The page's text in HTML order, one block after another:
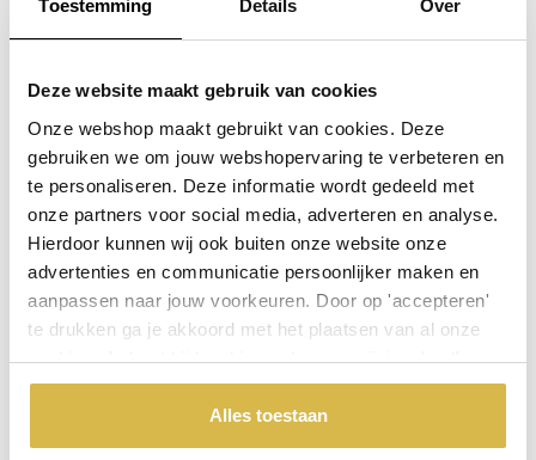
Toestemming Details Over
Deze website maakt gebruik van cookies
Onze webshop maakt gebruikt van cookies. Deze
gebruiken we om jouw webshopervaring te verbeteren en
te personaliseren. Deze informatie wordt gedeeld met
onze partners voor social media, adverteren en analyse.
Hierdoor kunnen wij ook buiten onze website onze
advertenties en communicatie persoonlijker maken en
aanpassen naar jouw voorkeuren. Door op 'accepteren'
te drukken ga je akkoord met het plaatsen van al onze
cookies. Je kunt bij 'cookievoorkeuren wijzigen' zelf
aangeven welke cookies jouw akkoord krijgen. En door te
'weigeren' worden alleen de functionele cookies
geplaatst. Bekijk onze cookieverklaring voor meer
Alles toestaan
Garantie:
Niet goed, geld terug
Stel een vraag over dit product
Uw naam
Emailadres
Telefoonnummer